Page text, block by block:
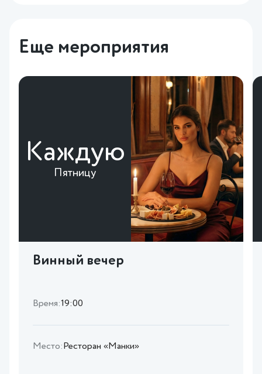
Еще мероприятия
Каждую
Пятницу
Винный вечер
Время:19:00
Место:Ресторан «Манки»